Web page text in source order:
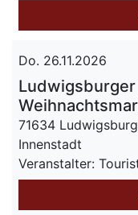
Do. 26.11.2026
71634
Innenstadt
Veranstalter: